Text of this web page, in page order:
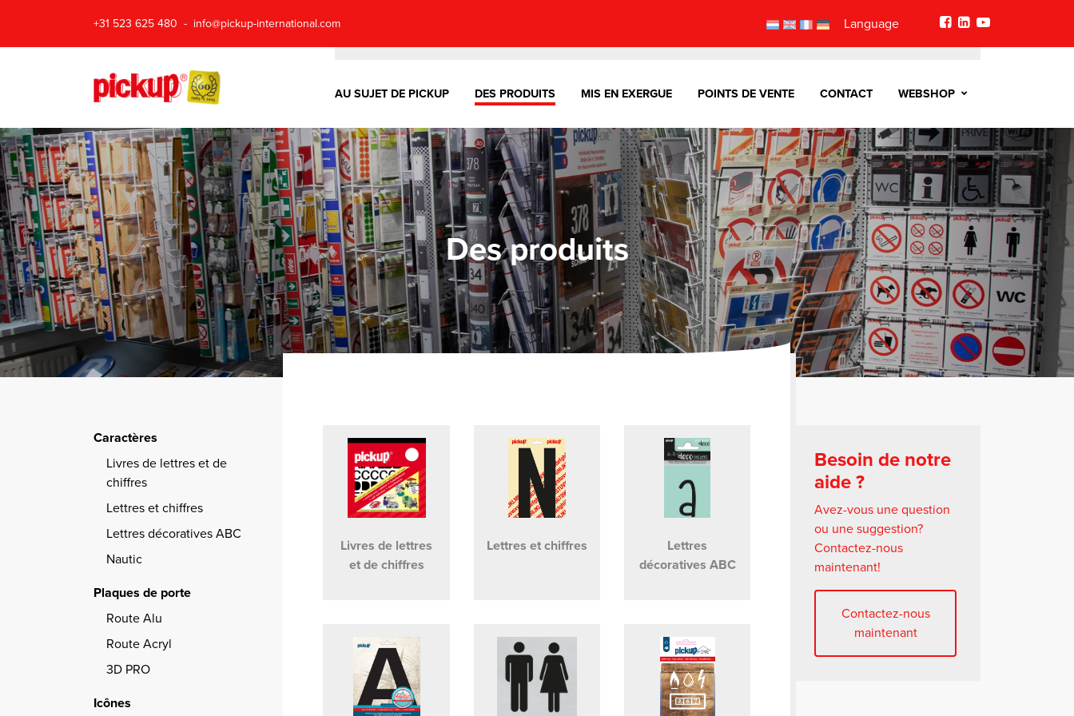
+31 523 625 480 info@pickup-international.com Language
AU SUJET DE PICKUP DES PRODUITS MIS EN EXERGUE POINTS DE VENTE CONTACT WEBSHOP
Des produits
Caractères
Livres de lettres et de
chiffres
Lettres et chiffres
Lettres décoratives ABC
Nautic
Plaques de porte
Route Alu
Route Acryl
3D PRO
Icônes
Livres de lettres
et de chiffres
Lettres et chiffres
Lettres
décoratives ABC
Besoin de notre
aide ?
Avez-vous une question
ou une suggestion?
Contactez-nous
maintenant!
Contactez-nous
maintenant